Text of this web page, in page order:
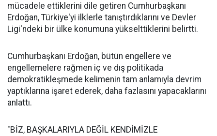
mücadele ettiklerini dile getiren Cumhurbaşkanı
Erdoğan, Türkiye'yi ilklerle tanıştırdıklarını ve Devler
Ligi'ndeki bir ülke konumuna yükselttiklerini belirtti.
Cumhurbaşkanı Erdoğan, bütün engellere ve
engellemelere rağmen iç ve dış politikada
demokratikleşmede kelimenin tam anlamıyla devrim
yaptıklarına işaret ederek, daha fazlasını yapacaklarını
anlattı.
"BİZ, BAŞKALARIYLA DEĞİL KENDİMİZLE